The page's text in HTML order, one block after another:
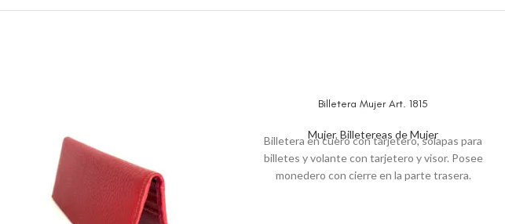
Billetera Mujer Art. 1815
Mujer, Billetereas de Mujer
Billetera en cuero con tarjetero, solapas para
billetes y volante con tarjetero y visor. Posee
monedero con cierre en la parte trasera.